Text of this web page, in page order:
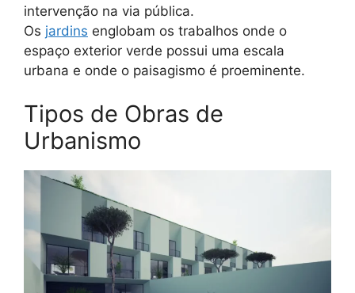
intervenção na via pública.
Os jardins englobam os trabalhos onde o
espaço exterior verde possui uma escala
urbana e onde o paisagismo é proeminente.
Tipos de Obras de
Urbanismo